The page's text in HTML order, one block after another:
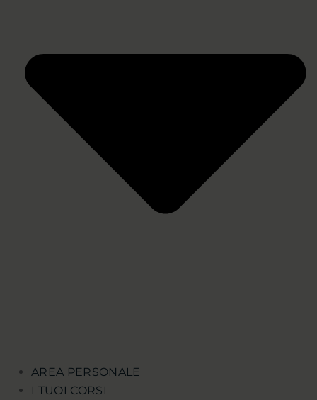
AREA PERSONALE
I TUOI CORSI